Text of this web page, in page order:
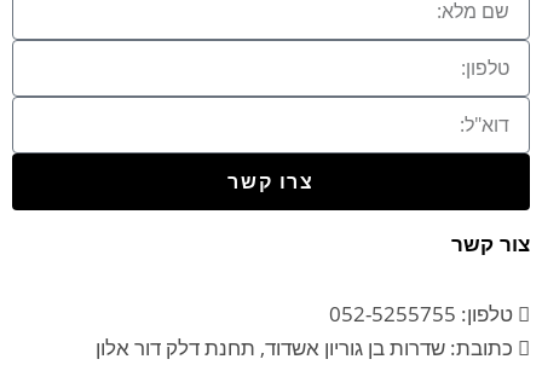
צרו קשר
צור קשר
טלפון: 052-5255755
כתובת: שדרות בן גוריון אשדוד, תחנת דלק דור אלון